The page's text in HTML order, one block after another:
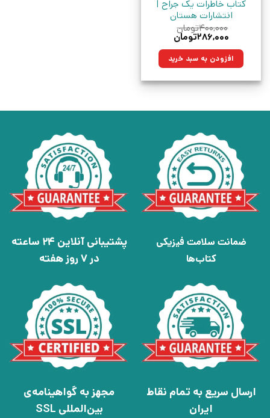
کتاب خاطرات یک جراح |
انتشارات هستان
۴۰۰,۰۰۰تومان
قیمت
۴۰۰,۰۰۰تومان
بود.
۲۸۶,۰۰۰تومان
۲۸۶,۰۰۰تومان.افزودن به سبد خرید
ضمانت سلامت فیزیکی
کتاب‌ها
پشتیبانی آنلاین 24 ساعته
در 7 روز هفته
ارسال سریع به تمام نقاط
ایران
مجهز به گواهینامه‌ی
بین‌المللی SSL